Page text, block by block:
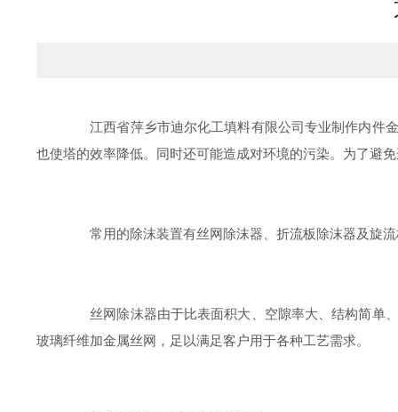
江西省萍乡市迪尔化工填料有限公司专业制作内件金
也使塔的效率降低。同时还可能造成对环境的污染。为了避
常用的除沫装置有丝网除沫器、折流板除沫器及旋流
丝网除沫器由于比表面积大、空隙率大、结构简单、
玻璃纤维加金属丝网，足以满足客户用于各种工艺需求。